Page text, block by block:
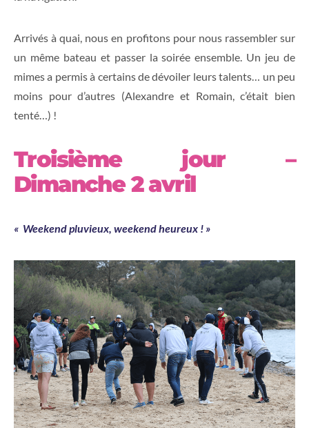
Arrivés à quai, nous en profitons pour nous rassembler sur
un même bateau et passer la soirée ensemble. Un jeu de
mimes a permis à certains de dévoiler leurs talents… un peu
moins pour d’autres (Alexandre et Romain, c’était bien
tenté…) !
Troisième jour –
Dimanche 2 avril
« Weekend pluvieux, weekend heureux ! »